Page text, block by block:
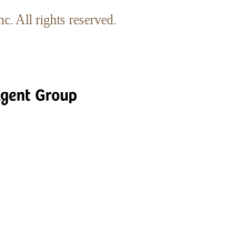
All rights reserved.